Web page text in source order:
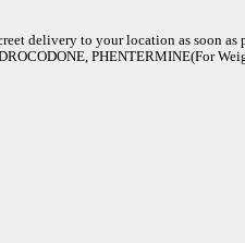
delivery to your location as soon
PHENTERMINE(For